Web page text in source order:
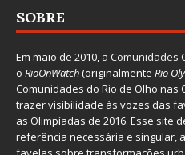
SOBRE
Em maio de 2010, a Comunidades
o RioOnWatch(originalmente Rio
Comunidades do Rio de Olho nas
trazer visibilidade às vozes das
as Olimpíadas de 2016. Esse site
referência necessária e singular,